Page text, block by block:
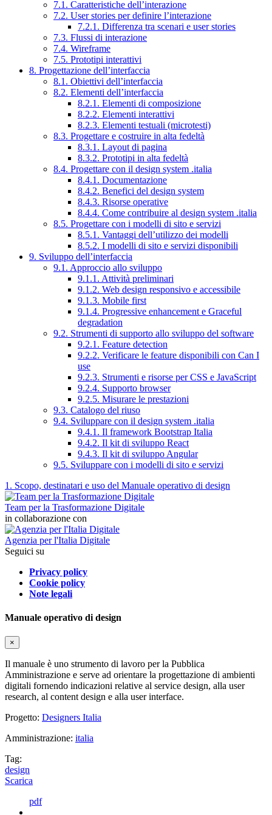
7.1. Caratteristiche dell’interazione
7.2. User stories per definire l’interazione
7.2.1. Differenza tra scenari e user stories
7.3. Flussi di interazione
7.4. Wireframe
7.5. Prototipi interattivi
8. Progettazione dell’interfaccia
8.1. Obiettivi dell’interfaccia
8.2. Elementi dell’interfaccia
8.2.1. Elementi di composizione
8.2.2. Elementi interattivi
8.2.3. Elementi testuali (microtesti)
8.3. Progettare e costruire in alta fedeltà
8.3.1. Layout di pagina
8.3.2. Prototipi in alta fedeltà
8.4. Progettare con il design system .italia
8.4.1. Documentazione
8.4.2. Benefici del design system
8.4.3. Risorse operative
8.4.4. Come contribuire al design system .italia
8.5. Progettare con i modelli di sito e servizi
8.5.1. Vantaggi dell’utilizzo dei modelli
8.5.2. I modelli di sito e servizi disponibili
9. Sviluppo dell’interfaccia
9.1. Approccio allo sviluppo
9.1.1. Attività preliminari
9.1.2. Web design responsivo e accessibile
9.1.3. Mobile first
9.1.4. Progressive enhancement e Graceful
degradation
9.2. Strumenti di supporto allo sviluppo del software
9.2.1. Feature detection
9.2.2. Verificare le feature disponibili con Can I
use
9.2.3. Strumenti e risorse per CSS e JavaScript
9.2.4. Supporto browser
9.2.5. Misurare le prestazioni
9.3. Catalogo del riuso
9.4. Sviluppare con il design system .italia
9.4.1. Il framework Bootstrap Italia
9.4.2. Il kit di sviluppo React
9.4.3. Il kit di sviluppo Angular
9.5. Sviluppare con i modelli di sito e servizi
1. Scopo, destinatari e uso del Manuale operativo di design
Team per la Trasformazione Digitale
in collaborazione con
Agenzia per l'Italia Digitale
Seguici su
Privacy policy
Cookie policy
Note legali
Manuale operativo di design
×
Il manuale è uno strumento di lavoro per la Pubblica
Amministrazione e serve ad orientare la progettazione di ambienti
digitali fornendo indicazioni relative al service design, alla user
research, al content design e alla user interface.
Progetto: Designers Italia
Amministrazione: italia
Tag:
design
Scarica
pdf